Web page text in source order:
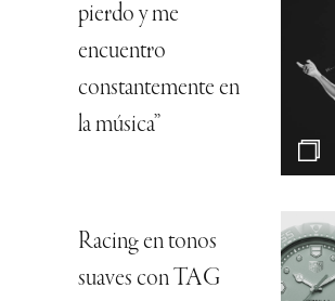
pierdo y me
encuentro
constantemente en
la música”
Racing en tonos
suaves con TAG